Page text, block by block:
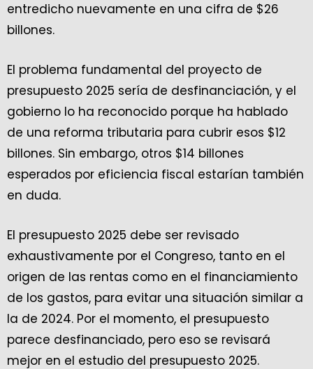
entredicho nuevamente en una cifra de $26
billones.
El problema fundamental del proyecto de
presupuesto 2025 sería de desfinanciación, y el
gobierno lo ha reconocido porque ha hablado
de una reforma tributaria para cubrir esos $12
billones. Sin embargo, otros $14 billones
esperados por eficiencia fiscal estarían también
en duda.
El presupuesto 2025 debe ser revisado
exhaustivamente por el Congreso, tanto en el
origen de las rentas como en el financiamiento
de los gastos, para evitar una situación similar a
la de 2024. Por el momento, el presupuesto
parece desfinanciado, pero eso se revisará
mejor en el estudio del presupuesto 2025.